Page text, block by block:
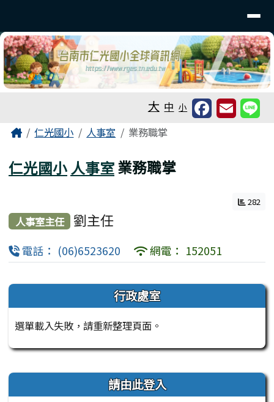
大 中 小
主內容區域
Home仁光國小 人事室 業務職掌
仁光國小 人事室業務職掌
282
人事室主任 劉主任
電話： (06)6523620 網電： 152051
左邊區域內容 行政處室
選單載入失敗，請重新整理頁面。
右邊區域內容 請由此登入
頁尾區域